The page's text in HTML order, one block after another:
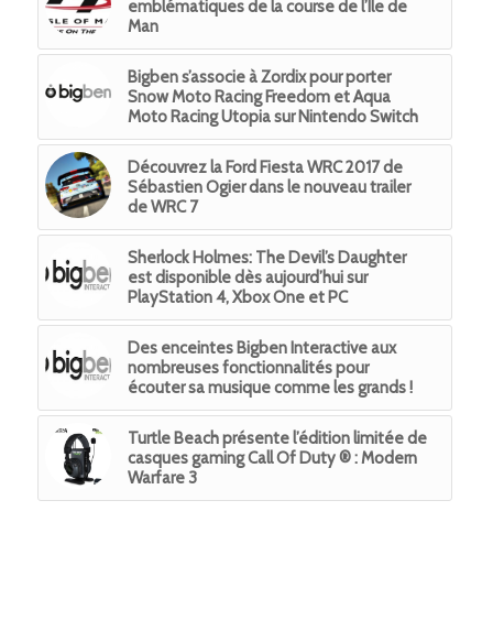
emblématiques de la course de l’Ile de
Man
Bigben s’associe à Zordix pour porter
Snow Moto Racing Freedom et Aqua
Moto Racing Utopia sur Nintendo Switch
Découvrez la Ford Fiesta WRC 2017 de
Sébastien Ogier dans le nouveau trailer
de WRC 7
Sherlock Holmes: The Devil’s Daughter
est disponible dès aujourd’hui sur
PlayStation 4, Xbox One et PC
Des enceintes Bigben Interactive aux
nombreuses fonctionnalités pour
écouter sa musique comme les grands !
Turtle Beach présente l’édition limitée de
casques gaming Call Of Duty ® : Modern
Warfare 3